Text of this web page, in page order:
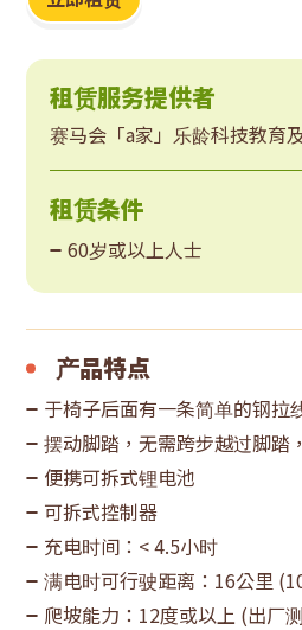
租赁服务提供者
赛马会「a家」乐龄科技教育
租赁条件
60岁或以上人士
产品特点
于椅子后面有一条简单的钢拉
摆动脚踏，无需跨步越过脚踏
便携可拆式锂电池
可拆式控制器
充电时间：< 4.5小时
满电时可行驶距离：16公里
爬坡能力：12度或以上 (出厂